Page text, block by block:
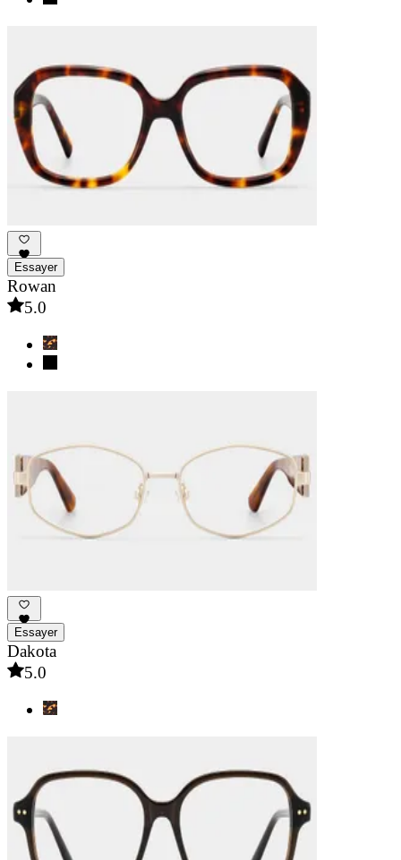
Essayer
Rowan
5.0
Essayer
Dakota
5.0